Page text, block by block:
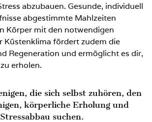
abzubauen. Gesunde, individuell
abgestimmte Mahlzeiten
Körper mit den notwendigen
Küstenklima fördert zudem die
Regeneration und ermöglicht es dir,
erholen.
die sich selbst zuhören, den
körperliche Erholung und
Stressabbau suchen.